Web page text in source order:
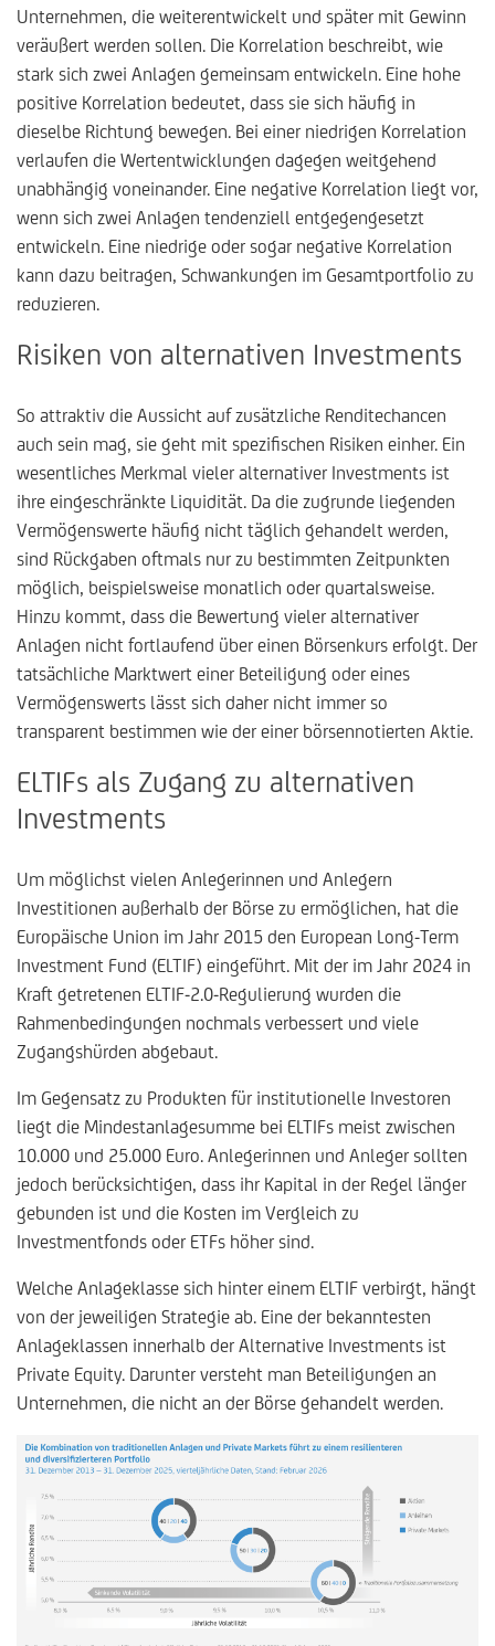
Unternehmen, die weiterentwickelt und später mit Gewinn
veräußert werden sollen. Die Korrelation beschreibt, wie
stark sich zwei Anlagen gemeinsam entwickeln. Eine hohe
positive Korrelation bedeutet, dass sie sich häufig in
dieselbe Richtung bewegen. Bei einer niedrigen Korrelation
verlaufen die Wertentwicklungen dagegen weitgehend
unabhängig voneinander. Eine negative Korrelation liegt vor,
wenn sich zwei Anlagen tendenziell entgegengesetzt
entwickeln. Eine niedrige oder sogar negative Korrelation
kann dazu beitragen, Schwankungen im Gesamtportfolio zu
reduzieren.
Risiken von alternativen Investments
So attraktiv die Aussicht auf zusätzliche Renditechancen
auch sein mag, sie geht mit spezifischen Risiken einher. Ein
wesentliches Merkmal vieler alternativer Investments ist
ihre eingeschränkte Liquidität. Da die zugrunde liegenden
Vermögenswerte häufig nicht täglich gehandelt werden,
sind Rückgaben oftmals nur zu bestimmten Zeitpunkten
möglich, beispielsweise monatlich oder quartalsweise.
Hinzu kommt, dass die Bewertung vieler alternativer
Anlagen nicht fortlaufend über einen Börsenkurs erfolgt. Der
tatsächliche Marktwert einer Beteiligung oder eines
Vermögenswerts lässt sich daher nicht immer so
transparent bestimmen wie der einer börsennotierten Aktie.
ELTIFs als Zugang zu alternativen
Investments
Um möglichst vielen Anlegerinnen und Anlegern
Investitionen außerhalb der Börse zu ermöglichen, hat die
Europäische Union im Jahr 2015 den European Long-Term
Investment Fund (ELTIF) eingeführt. Mit der im Jahr 2024 in
Kraft getretenen ELTIF-2.0-Regulierung wurden die
Rahmenbedingungen nochmals verbessert und viele
Zugangshürden abgebaut.
Im Gegensatz zu Produkten für institutionelle Investoren
liegt die Mindestanlagesumme bei ELTIFs meist zwischen
10.000 und 25.000 Euro. Anlegerinnen und Anleger sollten
jedoch berücksichtigen, dass ihr Kapital in der Regel länger
gebunden ist und die Kosten im Vergleich zu
Investmentfonds oder ETFs höher sind.
Welche Anlageklasse sich hinter einem ELTIF verbirgt, hängt
von der jeweiligen Strategie ab. Eine der bekanntesten
Anlageklassen innerhalb der Alternative Investments ist
Private Equity. Darunter versteht man Beteiligungen an
Unternehmen, die nicht an der Börse gehandelt werden.